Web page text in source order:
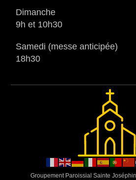
Dimanche
9h et 10h30
Samedi (messe anticipée)
18h30
Groupement Paroissial Sainte